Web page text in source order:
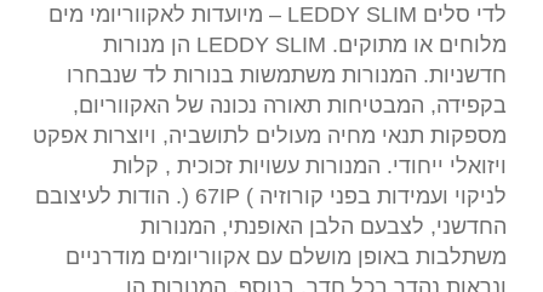
לדי סלים LEDDY SLIM – מיועדות לאקווריומי מים
מלוחים או מתוקים. LEDDY SLIM הן מנורות
חדשניות. המנורות משתמשות בנורות לד שנבחרו
בקפידה, המבטיחות תאורה נכונה של האקווריום,
מספקות תנאי מחיה מעולים לתושביה, ויוצרות אפקט
ויזואלי ייחודי. המנורות עשויות זכוכית , קלות
לניקוי ועמידות בפני קורוזיה ) 67IP (. הודות לעיצובם
החדשני, לצבעם הלבן האופנתי, המנורות
משתלבות באופן מושלם עם אקווריומים מודרניים
ונראות נהדר בכל חדר. בנוסף, המנורות הן